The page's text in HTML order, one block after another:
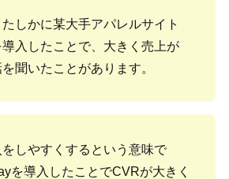
しかに某大手アパレルサイト
入したことで、大きく売上が
聞いたことがあります。
しやすくするという意味で
を導入したことでCVRが大きく